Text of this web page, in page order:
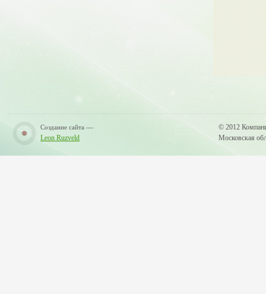
Создание сайта —
Leon Ruzveld
© 2012
Московская